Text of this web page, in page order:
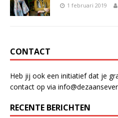
1 februari 2019
CONTACT
Heb jij ook een initiatief dat je
contact op via
RECENTE BERICHTEN